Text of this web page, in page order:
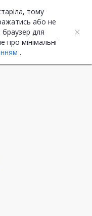
тому
або не
для
про мінімальні
.
UA ENG